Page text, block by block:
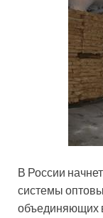
В России
системы
объединяющих